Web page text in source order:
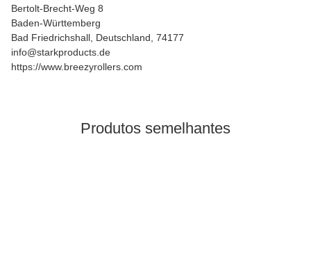
Bertolt-Brecht-Weg 8
Baden-Württemberg
Bad Friedrichshall, Deutschland, 74177
info@starkproducts.de
https://www.breezyrollers.com
Produtos semelhantes